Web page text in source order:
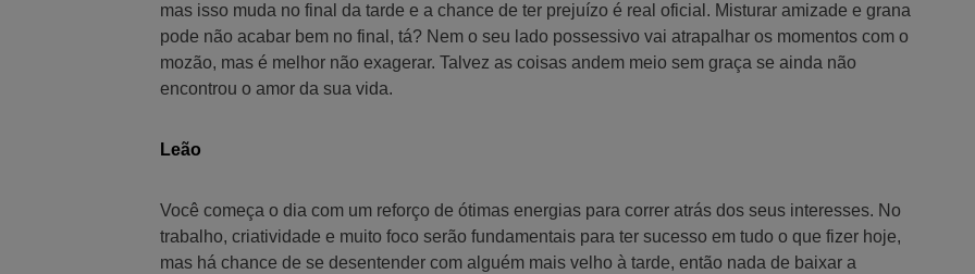
mas isso muda no final da tarde e a chance de ter prejuízo é real oficial. Misturar amizade e grana
pode não acabar bem no final, tá? Nem o seu lado possessivo vai atrapalhar os momentos com o
mozão, mas é melhor não exagerar. Talvez as coisas andem meio sem graça se ainda não
encontrou o amor da sua vida.
Leão
Você começa o dia com um reforço de ótimas energias para correr atrás dos seus interesses. No
trabalho, criatividade e muito foco serão fundamentais para ter sucesso em tudo o que fizer hoje,
mas há chance de se desentender com alguém mais velho à tarde, então nada de baixar a